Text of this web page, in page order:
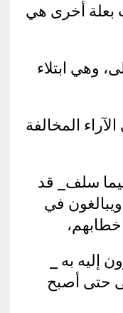
بعلة أخرى هي
وهي ابتلاء
المخالفة
سلف_ قد
في
إليه به _
حتى أصبح